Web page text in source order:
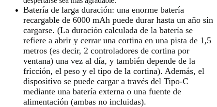
Batería de larga duración: una enorme batería
recargable de 6000 mAh puede durar hasta un año sin
cargarse. (La duración calculada de la batería se
refiere a abrir y cerrar una cortina en una pista de 1,5
metros (es decir, 2 controladores de cortina por
ventana) una vez al día, y también depende de la
fricción, el peso y el tipo de la cortina). Además, el
dispositivo se puede cargar a través del Tipo-C
mediante una batería externa o una fuente de
alimentación (ambas no incluidas).